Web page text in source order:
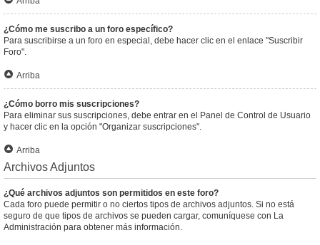
¿Cómo me suscribo a un foro específico?
Para suscribirse a un foro en especial, debe hacer clic en el enlace "Suscribir
Foro".
Arriba
¿Cómo borro mis suscripciones?
Para eliminar sus suscripciones, debe entrar en el Panel de Control de Usuario
y hacer clic en la opción "Organizar suscripciones".
Arriba
Archivos Adjuntos
¿Qué archivos adjuntos son permitidos en este foro?
Cada foro puede permitir o no ciertos tipos de archivos adjuntos. Si no está
seguro de que tipos de archivos se pueden cargar, comuníquese con La
Administración para obtener más información.